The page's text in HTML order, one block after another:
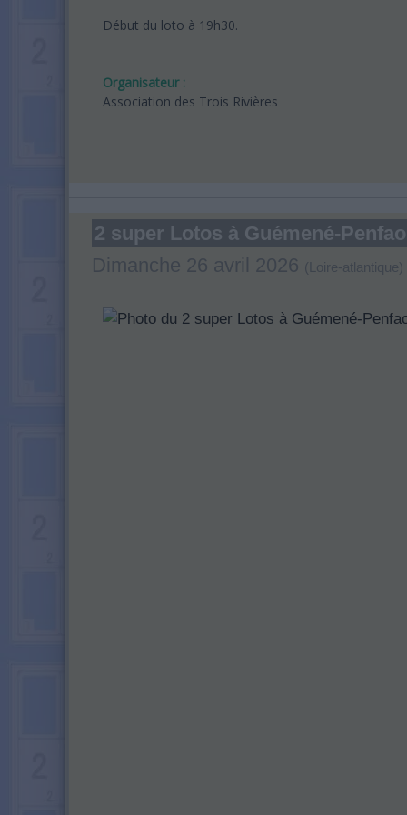
Début du loto à 19h30.
Organisateur :
Association des Trois Rivières
2 super Lotos à Guémené-Penfao
Dimanche 26 avril 2026 (Loire-atlantique)